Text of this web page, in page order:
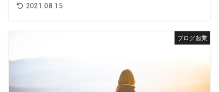
2021.08.15
ブログ起業